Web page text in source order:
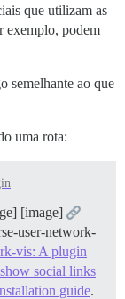
que utilizam as
exemplo, podem
semelhante ao que
uma rota:
[image]
user-network-
vis: A plugin
social links
guide.